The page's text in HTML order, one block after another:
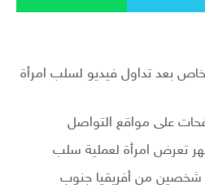
بعد تداول فيديو لسلب امرأة
على مواقع التواصل
تعرض امرأة لعملية سلب
شخصين من أفريقيا جنوب